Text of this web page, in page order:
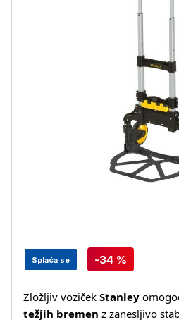
Splača se -34 %
Zložljiv voziček Stanley
težjih bremen z zanesljivo